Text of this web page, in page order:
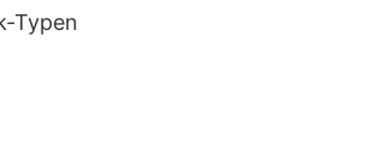
Typen